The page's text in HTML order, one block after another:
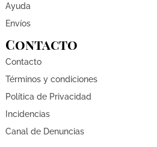
Ayuda
Envíos
Contacto
Contacto
Términos y condiciones
Política de Privacidad
Incidencias
Canal de Denuncias